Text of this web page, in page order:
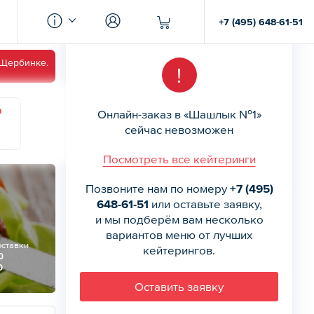
+7 (495) 648-61-51
Воскресенье
16
Понедельник
!
Онлайн-заказ в «Шашлык №1»
сейчас невозможен
Посмотреть все кейтеринги
Позвоните нам по номеру +7 (495)
648-61-51 или оставьте заявку,
и мы подберём вам несколько
вариантов меню от лучших
кейтерингов.
Оставить заявку